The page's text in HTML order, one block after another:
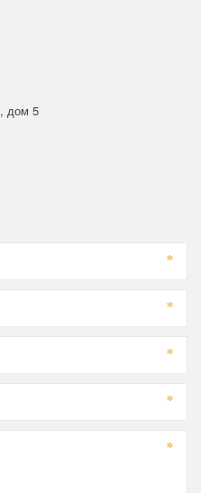
дом 5
*
*
*
*
*